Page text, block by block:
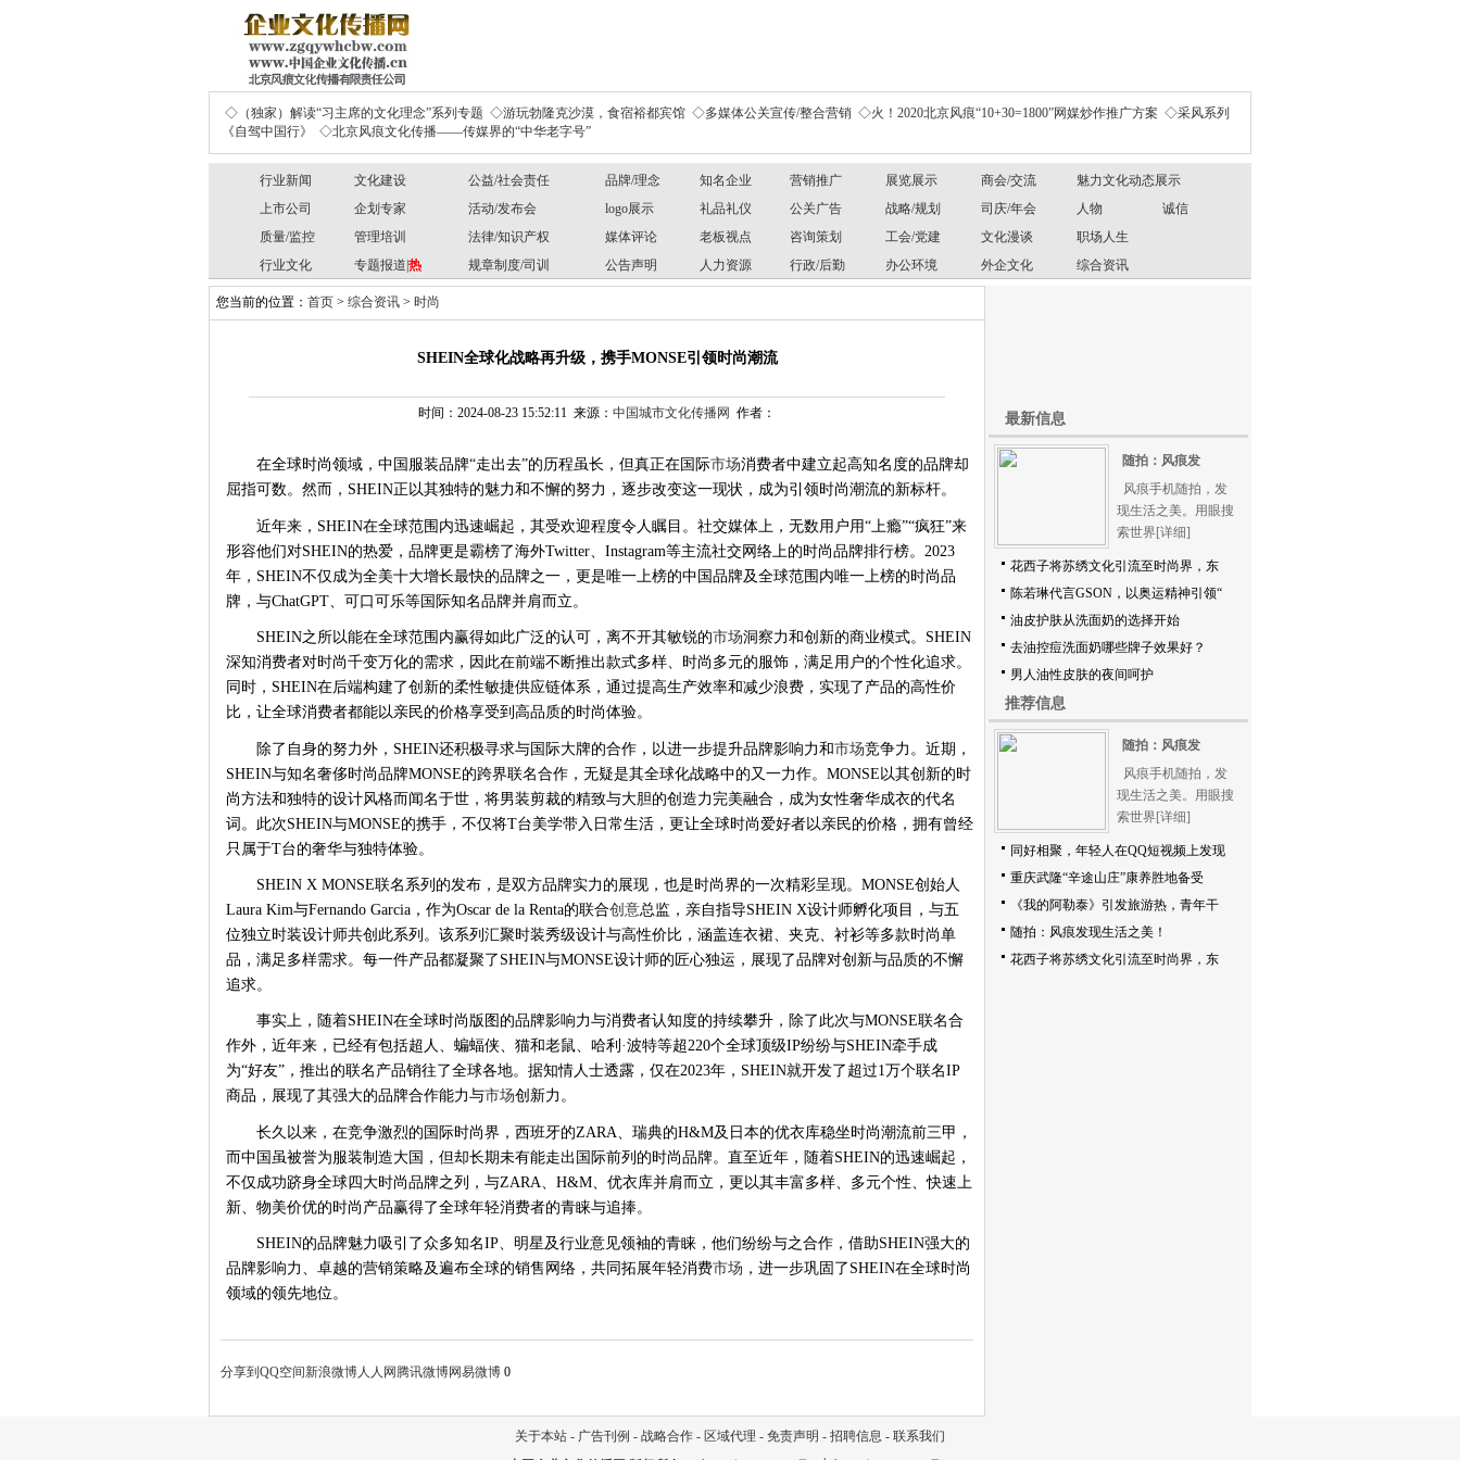
◇（独家）解读“习主席的文化理念”系列专题 ◇游玩勃隆克沙漠，食宿裕都宾馆 ◇多媒体公关宣传/整合营销 ◇火！2020北京风痕“10+30=1800”网媒炒作推广方案 ◇采风系列
《自驾中国行》
◇北京风痕文化传播——传媒界的“中华老字号”
行业新闻 文化建设 公益/社会责任 品牌/理念 知名企业 营销推广 展览展示 商会/交流
魅力文化动态展示
上市公司
企划专家 活动/发布会 logo展示 礼品礼仪 公关广告 战略/规划 司庆/年会 人物
诚信
质量/监控
管理培训 法律/知识产权 媒体评论 老板视点 咨询策划 工会/党建 文化漫谈
职场人生
行业文化
专题报道| 热 规章制度/司训 公告声明 人力资源 行政/后勤 办公环境 外企文化 综合资讯
您当前的位置： 首页 > 综合资讯 > 时尚
SHEIN全球化战略再升级，携手MONSE引领时尚潮流
时间：2024-08-23 15:52:11 来源： 中国城市文化传播网 作者：
在全球时尚领域，中国服装品牌“走出去”的历程虽长，但真正在国际市场消费者中建立起高知名度的品牌却
屈指可数。然而，SHEIN正以其独特的魅力和不懈的努力，逐步改变这一现状，成为引领时尚潮流的新标杆。
近年来， SHEIN在全球范围内迅速崛起，其受欢迎程度令人瞩目。社交媒体上，无数用户用“上瘾”“疯狂”来
形容他们对SHEIN的热爱，品牌更是霸榜了海外Twitter、Instagram等主流社交网络上的时尚品牌排行榜。2023
年，SHEIN不仅成为全美十大增长最快的品牌之一，更是唯一上榜的中国品牌及全球范围内唯一上榜的时尚品
牌，与ChatGPT、可口可乐等国际知名品牌并肩而立。
SHEIN之所以能在全球范围内赢得如此广泛的认可，离不开其敏锐的市场洞察力和创新的商业模式。SHEIN
深知消费者对时尚千变万化的需求，因此在前端不断推出款式多样、时尚多元的服饰，满足用户的个性化追求。
同时，SHEIN在后端构建了创新的柔性敏捷供应链体系，通过提高生产效率和减少浪费，实现了产品的高性价
比，让全球消费者都能以亲民的价格享受到高品质的时尚体验。
除了自身的努力外， SHEIN还积极寻求与国际大牌的合作，以进一步提升品牌影响力和市场竞争力。近期，
SHEIN与知名奢侈时尚品牌MONSE的跨界联名合作，无疑是其全球化战略中的又一力作。MONSE以其创新的时
尚方法和独特的设计风格而闻名于世，将男装剪裁的精致与大胆的创造力完美融合，成为女性奢华成衣的代名
词。此次SHEIN与MONSE的携手，不仅将T台美学带入日常生活，更让全球时尚爱好者以亲民的价格，拥有曾经
只属于T台的奢华与独特体验。
SHEIN X MONSE联名系列的发布，是双方品牌实力的展现，也是时尚界的一次精彩呈现。MONSE创始人
Laura Kim与Fernando Garcia，作为Oscar de la Renta的联合创意总监，亲自指导SHEIN X设计师孵化项目，与五
位独立时装设计师共创此系列。该系列汇聚时装秀级设计与高性价比，涵盖连衣裙、夹克、衬衫等多款时尚单
品，满足多样需求。每一件产品都凝聚了SHEIN与MONSE设计师的匠心独运，展现了品牌对创新与品质的不懈
追求。
事实上，随着SHEIN在全球时尚版图的品牌影响力与消费者认知度的持续攀升，除了此次与MONSE联名合
作外，近年来，已经有包括超人、蝙蝠侠、猫和老鼠、哈利·波特等超220个全球顶级IP纷纷与SHEIN牵手成
为“好友”，推出的联名产品销往了全球各地。据知情人士透露，仅在2023年，SHEIN就开发了超过1万个联名IP
商品，展现了其强大的品牌合作能力与市场创新力。
长久以来，在竞争激烈的国际时尚界，西班牙的ZARA、瑞典的H&M及日本的优衣库稳坐时尚潮流前三甲，
而中国虽被誉为服装制造大国，但却长期未有能走出国际前列的时尚品牌。直至近年，随着SHEIN的迅速崛起，
不仅成功跻身全球四大时尚品牌之列，与ZARA、H&M、优衣库并肩而立，更以其丰富多样、多元个性、快速上
新、物美价优的时尚产品赢得了全球年轻消费者的青睐与追捧。
SHEIN的品牌魅力吸引了众多知名IP、明星及行业意见领袖的青睐，他们纷纷与之合作，借助SHEIN强大的
品牌影响力、卓越的营销策略及遍布全球的销售网络，共同拓展年轻消费市场 ，进一步巩固了SHEIN在全球时尚
领域的领先地位。
分享到 QQ空间新浪微博人人网 腾讯微博网易微博 0
最新信息
随拍：风痕发
风痕手机随拍，发
现生活之美。用眼搜
索世界 [详细]
花西子将苏绣文化引流至时尚界，东
陈若琳代言GSON，以奥运精神引领“
油皮护肤从洗面奶的选择开始
去油控痘洗面奶哪些牌子效果好？
男人油性皮肤的夜间呵护
推荐信息
随拍：风痕发
风痕手机随拍，发
现生活之美。用眼搜
索世界 [详细]
同好相聚，年轻人在QQ短视频上发现
重庆武隆“辛途山庄”康养胜地备受
《我的阿勒泰》引发旅游热，青年干
随拍：风痕发现生活之美！
花西子将苏绣文化引流至时尚界，东
关于本站 - 广告刊例 - 战略合作 - 区域代理 - 免责声明 - 招聘信息 - 联系我们